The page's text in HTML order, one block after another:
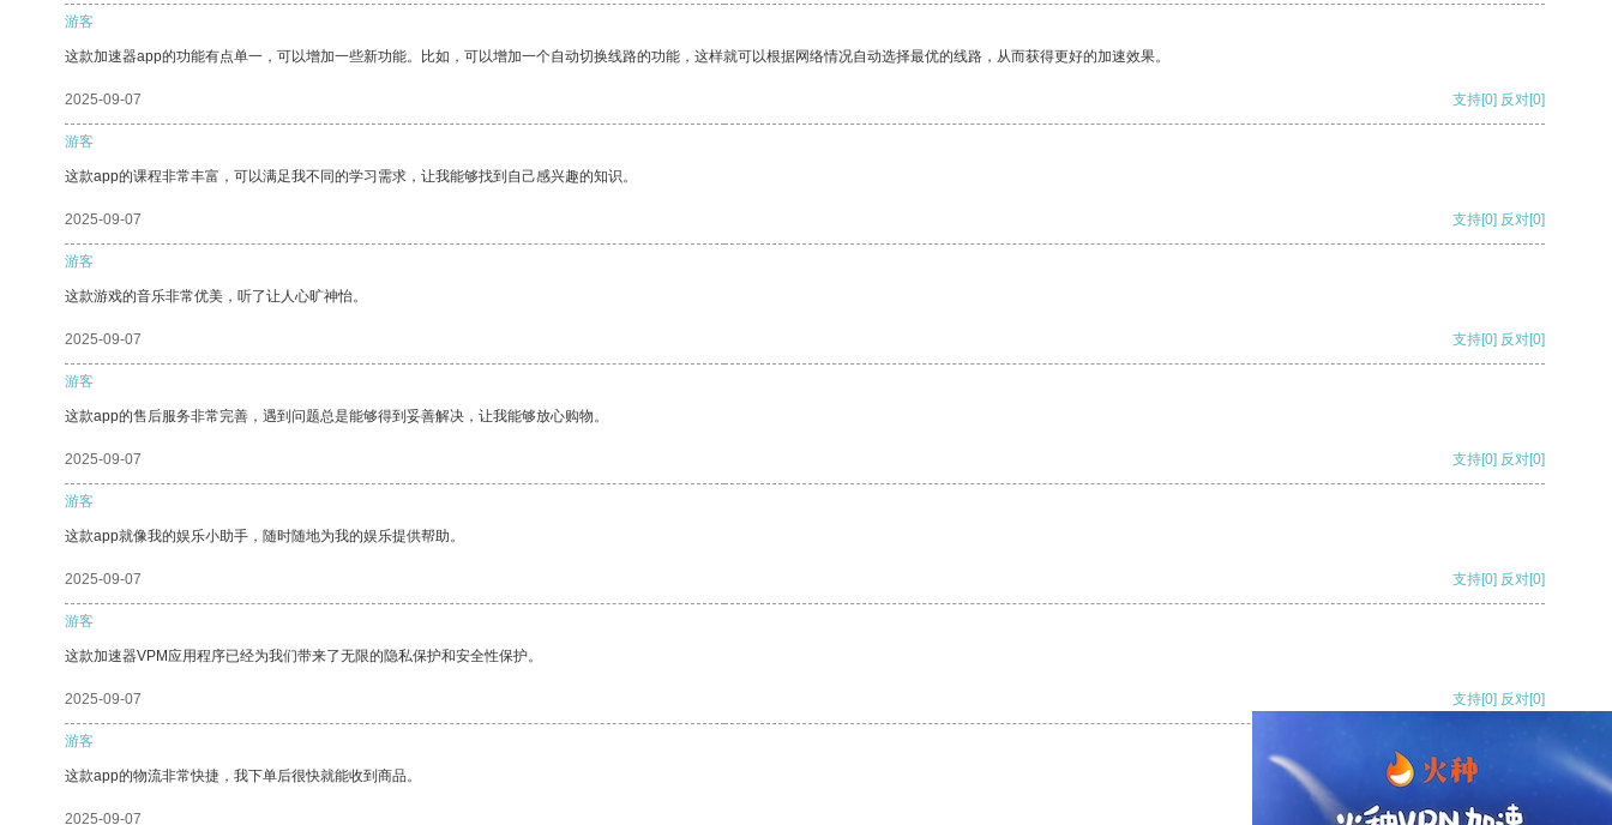
游客
这款加速器app的功能有点单一，可以增加一些新功能。比如，可以增加一个自动切换线路的功能，这样就可以根据网络情况自动选择最优的线路，从而获得更好的加速效果。
2025-09-07 支持[0] 反对[0]
游客
这款app的课程非常丰富，可以满足我不同的学习需求，让我能够找到自己感兴趣的知识。
2025-09-07 支持[0] 反对[0]
游客
这款游戏的音乐非常优美，听了让人心旷神怡。
2025-09-07 支持[0] 反对[0]
游客
这款app的售后服务非常完善，遇到问题总是能够得到妥善解决，让我能够放心购物。
2025-09-07 支持[0] 反对[0]
游客
这款app就像我的娱乐小助手，随时随地为我的娱乐提供帮助。
2025-09-07 支持[0] 反对[0]
游客
这款加速器VPM应用程序已经为我们带来了无限的隐私保护和安全性保护。
2025-09-07 支持[0] 反对[0]
游客
这款app的物流非常快捷，我下单后很快就能收到商品。
2025-09-07 支持[0] 反对